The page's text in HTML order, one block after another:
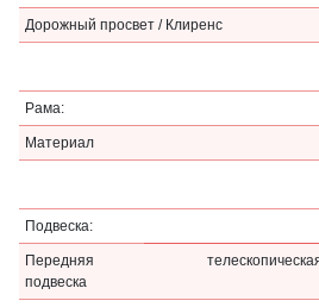
Дорожный просвет / Клиренс
Рама:
Материал
Подвеска:
Передняя
подвеска